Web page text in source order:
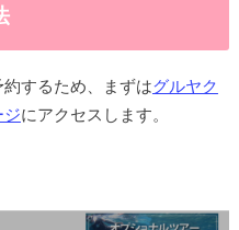
するため、まずはグルヤク
ジにアクセスします。